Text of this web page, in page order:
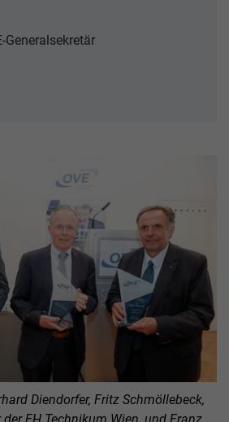
Generalsekretär
Diendorfer, Fritz Schmöllebeck,